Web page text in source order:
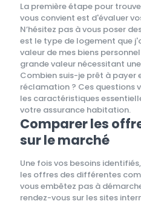
La première étape pour
vous convient est d'évaluer
N’hésitez pas à vous poser
est le type de logement que
valeur de mes biens
grande valeur nécessitant
Combien suis-je prêt à payer
réclamation ? Ces questions
les caractéristiques
votre assurance habitation.
Comparer les
sur le marché
Une fois vos besoins
les offres des différentes
vous embêtez pas à
rendez-vous sur les sites